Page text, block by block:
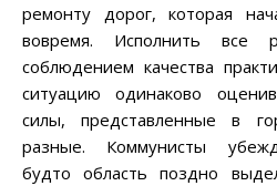
ремонту дорог, которая
вовремя. Исполнить
соблюдением качества
ситуацию одинаково
силы, представленные в
разные. Коммунисты
будто область поздно